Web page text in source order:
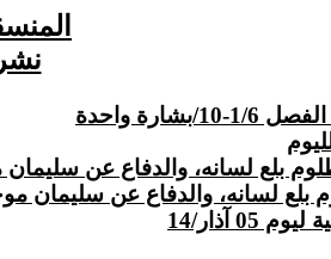
واحدة
لسانه، والدفاع عن سليمان موجة
والدفاع عن سليمان موجة
آذار/14